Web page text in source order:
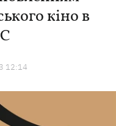
кіно в
12:14